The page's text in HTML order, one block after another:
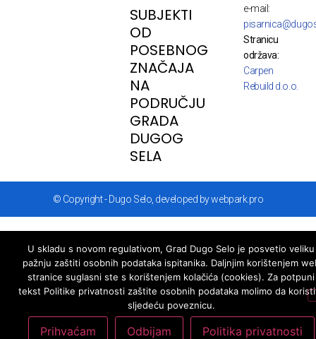
SUBJEKTI
OD
POSEBNOG
ZNAČAJA
NA
PODRUČJU
GRADA
DUGOG
SELA
e-mail:
Stranicu
održava:
Carpen
Rebuild d.o.o.
© Copyright - Dugo Selo, developed by webpark.pro
U skladu s novom regulativom, Grad Dugo Selo je posvetio veliku
pažnju zaštiti osobnih podataka ispitanika. Daljnjim korištenjem
stranice suglasni ste s korištenjem kolačića (cookies). Za potpuni
tekst Politike privatnosti zaštite osobnih podataka molimo da
sljedeću poveznicu.
Prihvaćam Odbijam Politika privatnosti